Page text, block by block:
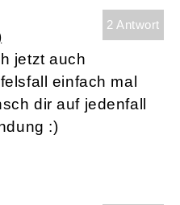
2 Antwort
jetzt auch
einfach mal
dir auf jedenfall
:)